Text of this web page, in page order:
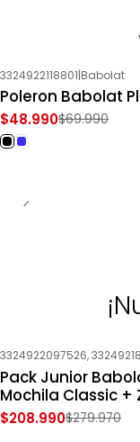
-30%OFF
3324922118801|Babolat
Poleron Babolat
$48.990$69.990
-25% OFF
3324922097526,
Pack Junior
Mochila Classic
$208.990$279.970